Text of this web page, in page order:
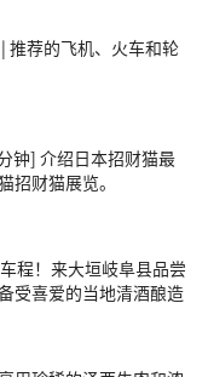
推荐的飞机、火车和轮
钟] 介绍日本招财猫最
招财猫展览。
程！来大垣岐阜县品尝
受喜爱的当地清酒酿造